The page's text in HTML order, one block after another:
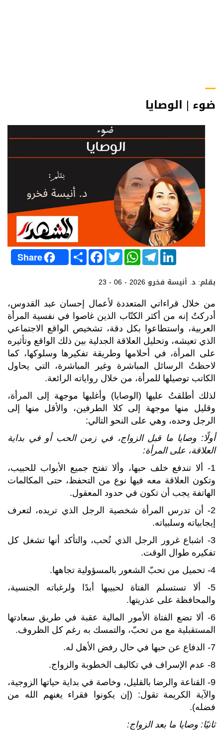
ضوء | الوصايا
Share S
h
a
F
a
c
e
b
o
k
T
w
i
t
t
r
W
h
a
t
s
p
p
T
e
l
e
g
a
m
L
i
n
e
I
n
23 - 06 - 2026 بقلم: د. أنيسة فخرو
من خلال قراءاتي المتعددة لأعمال إحسان عبد القدوس،
أدركتُ إنه من أكثر الكتّاب الذين غاصوا في نفسية المرأة
العربية، واستطاعوا بكل دقة، تشخيص الواقع الاجتماعي
الذي تعيشه، وتحليل العلاقة الجدلية بين ذلك الواقع وتأثيره
على المرأة، في أحلامها وطريقة تفكيرها وسلوكها، كما
لاحظتُ الرسائل المباشرة وغير المباشرة، التي يحاول
الكاتب توصيلها للمرأة، من خلال رواياته الرائعة.
لذلك أطلقتُ عليها (الوصايا) وأغلبها موجهة إلى المرأة،
وقليل منها موجهة إلى كلا الطرفين، والأقل منها إلى
الرجل وحده، وهي على النحو التالي:
أولًا: وصايا ما قبل الزواج، في زمن الحب أو في بداية
العلاقة، على المرأة:
1- ألا تندفع خلف حبها، وألا تفتح جميع الأبواب للحبيب،
وتكون العلاقة معه فيها نوع من التحفظ، حتى المكالمات
الهاتفة يجب أن تكون في حدود المعقول.
2- أن تدرس المرأة شخصية الرجل الذي تريده، لتعرف
إيجابياته وسلبياته.
3- اشباع غرور الرجل الذي تُحب، والتأكد أنها تشغل كل
تفكيره طوال الوقت.
4- تحميل من تحبّ الشعور بالمسؤولية تجاهها.
5- ألا تستسلم الفتاة لحبيبها أبدًا ولرغباته الجنسية،
والمحافظة على عذريتها.
6- ألا تضع الفتاة الأمور المالية عقبة في طريق سعادتها
المستقبلية مع من تحبّ، والتمسك به رغم كل الظروف.
7- الدفاع عن حبها في حال رفض الأهل له.
8- عدم الإسراف في تكاليف الخطوبة والزواج.
9- القناعة والرضا بالقليل، وخاصة في بداية حياتها الزوجية،
والآية الكريمة تقول: (إن يكونوا فقراء يغنهم الله من
فضله).
ثانيًا: وصايا ما بعد الزواج: